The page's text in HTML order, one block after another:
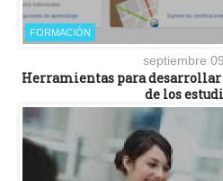
FORMACIÓN
septiembre
Herramientas para
de los